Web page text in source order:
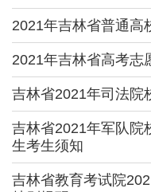
2021年吉林省普通高
2021年吉林省高考志
吉林省2021年司法院
吉林省2021年军队院
生考生须知
吉林省教育考试院